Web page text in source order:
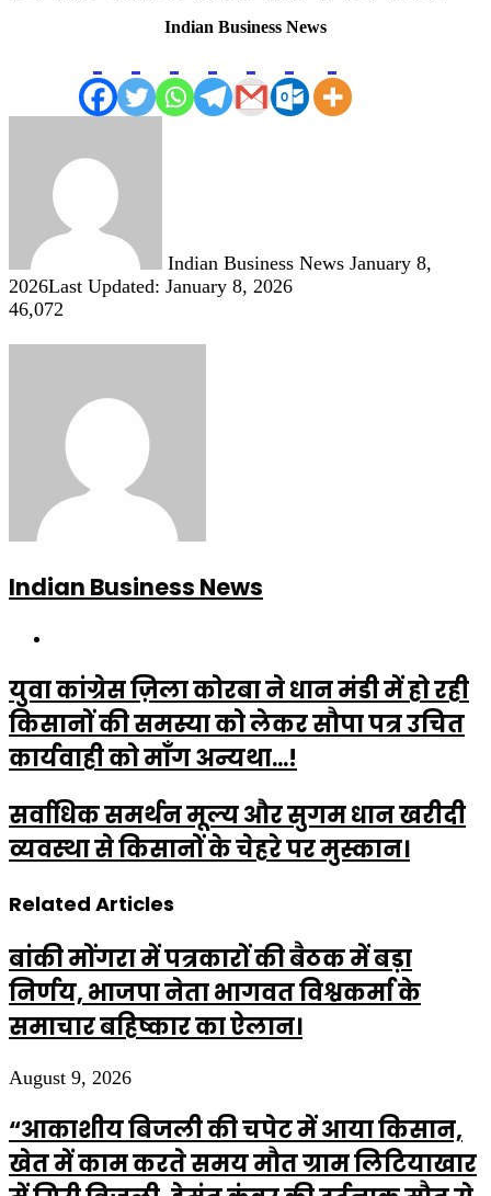
Indian Business News
Indian Business News January 8,
2026Last Updated: January 8, 2026
46,072
Indian Business News
युवा कांग्रेस ज़िला कोरबा ने धान मंडी में हो रही
किसानों की समस्या को लेकर सौपा पत्र उचित
कार्यवाही को माँग अन्यथा...!
सर्वाधिक समर्थन मूल्य और सुगम धान खरीदी
व्यवस्था से किसानों के चेहरे पर मुस्कान।
Related Articles
बांकी मोंगरा में पत्रकारों की बैठक में बड़ा
निर्णय, भाजपा नेता भागवत विश्वकर्मा के
समाचार बहिष्कार का ऐलान।
August 9, 2026
“आकाशीय बिजली की चपेट में आया किसान,
खेत में काम करते समय मौत ग्राम लिटियाखार